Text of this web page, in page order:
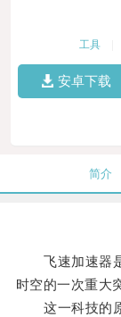
工具
安卓下载
简介
飞速加速器是
时空的一次重大
这一科技的原